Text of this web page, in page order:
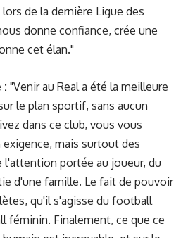
de la dernière Ligue des
donne confiance, crée une
cet élan."
: "Venir au Real a été la meilleure
le plan sportif, sans aucun
dans ce club, vous vous
mais surtout des
l'attention portée au joueur, du
d'une famille. Le fait de pouvoir
qu'il s'agisse du football
féminin. Finalement, ce que ce